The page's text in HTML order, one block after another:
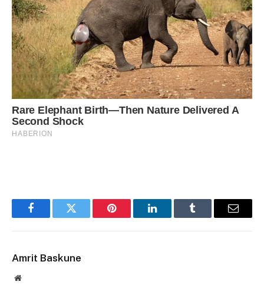
FacebookTwitter Pinterest LinkedInTumblr Email
Amrit Baskune
Website